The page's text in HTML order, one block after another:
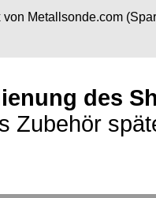
von Metallsonde.com
des
Zubehör